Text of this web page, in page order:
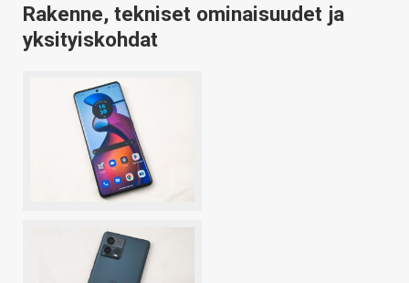
Rakenne, tekniset ominaisuudet ja
yksityiskohdat